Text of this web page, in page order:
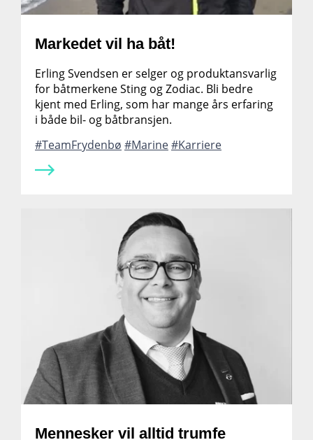
Markedet vil ha båt!
Erling Svendsen er selger og produktansvarlig
for båtmerkene Sting og Zodiac. Bli bedre
kjent med Erling, som har mange års erfaring
i både bil- og båtbransjen.
TeamFrydenbø
Marine Karriere
Mennesker vil alltid trumfe